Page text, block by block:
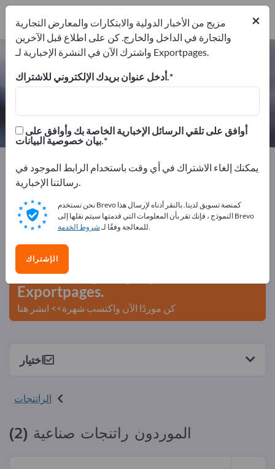
راتنجات صناعية – اعثر على الشركات
المصنعة والموردين
المصدرين2
2
Exportpages
المواد الكيميائية والصيدلانية
المنتجات الكيماوية التقنية
الراتنجات راتنجات صناعية
أعلن مجانًا على Exportpages!
الاحتياجات – العروض – السلع المستعملة – جهات الاتصال
التجارية >> ابدأ من هنا
انشر شركتك ومنتجاتك على
Exportpages.
كن موردًا الآن واكتسب شهرة>> انشر هنا
اختيار
الراتنجات
الموردون راتنجات صناعية (2)
×
مزيج من الأخبار الدولية والابتكارات والمعارض التجارية
والتجارة في الداخل والخارج. كن على اطلاع قبل الآخرين
واشترك الآن في النشرة الإخبارية لـ Exportpages.
أدخل عنوان بريدك الإلكتروني للاشتراك.
بيان خصوصية البيانات.
يمكنك إلغاء الاشتراك في أي وقت باستخدام الرابط الموجود في
رسالتنا الإخبارية.
نحن نستخدم Brevo كمنصة تسويق لدينا. بالنقر أدناه لإرسال هذا
النموذج ، فإنك تقر بأن المعلومات التي قدمتها سيتم نقلها إلى Brevo
للمعالجة وفقًا لـشروط الخدمة .
الإشتراك